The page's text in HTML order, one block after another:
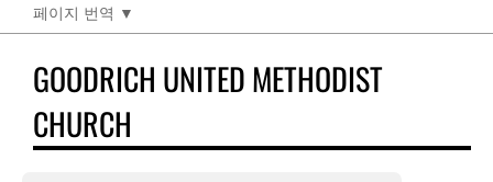
페이지 번역 ▼
GOODRICH UNITED METHODIST
CHURCH